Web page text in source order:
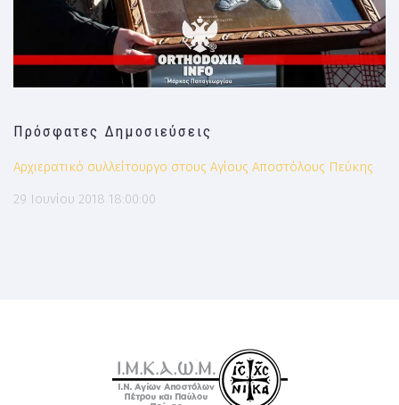
Πρόσφατες Δημοσιεύσεις
Αρχιερατικό συλλείτουργο στους Αγίους Αποστόλους Πεύκης
29 Ιουνίου 2018 18:00:00